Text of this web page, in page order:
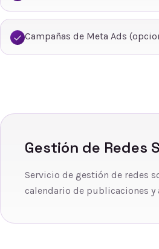
Campañas de Meta Ads
Gestión de Redes
Servicio de gestión de redes
calendario de publicaciones